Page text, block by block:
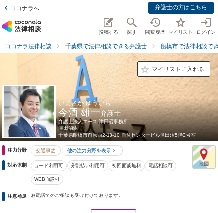
ココナラへ 弁護士の方はこちら
投稿する 探す 閲覧履歴 マイリスト ログイン
ココナラ法律相談 千葉県で法律相談できる弁護士 船橋市で法律相談で
マイリストに入れる
いまさか ゆういち
今酒 雄一弁護士
弁護士法人エース 津田沼事務所
津田沼駅
千葉県船橋市前原西2-13-10 自然センタービル津田沼5階C号室
注力分野 交通事故 他の注力分野を表示
対応体制 カード利用可 分割払い利用可 初回面談無料 電話相談可
WEB面談可
注意補足 お電話でのご相談も受け付けております。